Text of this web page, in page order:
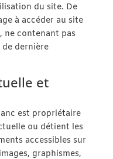
du site. De
à accéder au site
ne contenant pas
dernière
et
est propriétaire
ou détient les
accessibles sur
graphismes,